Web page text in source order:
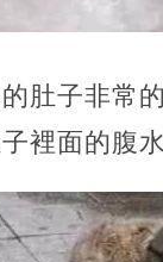
肚子非常
裡面的腹